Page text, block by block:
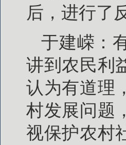
后，进行了
于建嵘：
讲到农民利
认为有道理
村发展问题
视保护农村